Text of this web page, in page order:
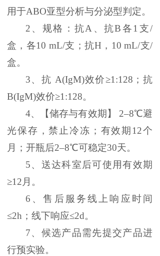
用于ABO亚型分析与分泌型判定。
2、规格：抗A、抗B各1支/
盒，各10 mL/支；抗H， 10 mL/支/
盒。
3、抗 A(IgM)效价≥1:128；抗
B(IgM)效价≥1:128。
4、【储存与有效期】 2–8℃避
光保存，禁止冷冻；有效期12个
月；开瓶后2–8℃可稳定30天。
5、送达科室后可使用有效期
≥12月。
6 、售后服务线上响应时间
≤2h；线下响应≤2d。
7、候选产品需先提交产品进
行预实验。